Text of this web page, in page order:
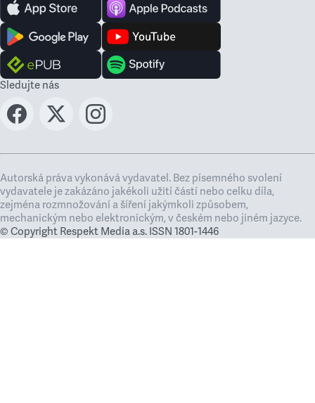
Sledujte nás
Autorská práva vykonává vydavatel. Bez písemného svolení
vydavatele je zakázáno jakékoli užití částí nebo celku díla,
zejména rozmnožování a šíření jakýmkoli způsobem,
mechanickým nebo elektronickým, v českém nebo jiném jazyce.
© Copyright Respekt Media a.s. ISSN 1801-1446